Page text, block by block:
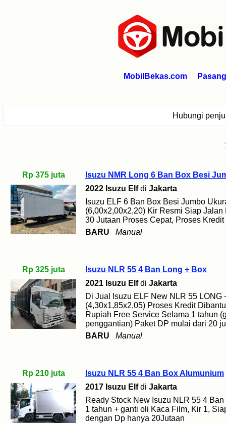
MobilBekas.com
Hubungi
Rp 375 juta
Isuzu NMR Long 6 Ban Box Besi
2022 Isuzu Elfdi Jakarta
Isuzu ELF 6 Ban Box Besi Jumbo
(6,00x2,00x2,20) Kir Resmi Siap
30 Jutaan Proses Cepat, Proses
BARU
Manual
Rp 325 juta
Isuzu NLR 55 4 Ban Long + Box
2021 Isuzu Elfdi Jakarta
Di Jual Isuzu ELF New NLR 55 LONG
(4,30x1,85x2,05) Proses Kredit
Rupiah Free Service Selama 1 tahun
penggantian) Paket DP mulai dari 20
BARU
Manual
Rp 210 juta
Isuzu NLR 55 4 Ban Box Alumunium
2017 Isuzu Elfdi Jakarta
Ready Stock New Isuzu NLR 55 4
1 tahun + ganti oli Kaca Film, Kir 1,
dengan Dp hanya 20Jutaan